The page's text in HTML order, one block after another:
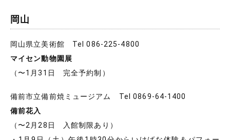
岡山
岡山県立美術館 Tel 086-225-4800
マイセン動物園展
（〜1月31日 完全予約制）
備前市立備前焼ミュージアム Tel 0869-64-1400
備前花入
（〜2月28日 入館制限あり）